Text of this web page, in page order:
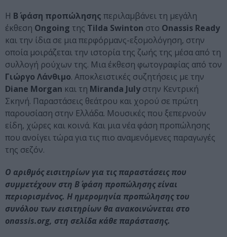
Η Β΄ φάση προπώλησης περιλαμβάνει τη μεγάλη
έκθεση Ongoing της Tilda Swinton στο Onassis Ready
και την ίδια σε μια περφόρμανς-εξομολόγηση, στην
οποία μοιράζεται την ιστορία της ζωής της μέσα από τη
συλλογή ρούχων της. Μια έκθεση φωτογραφίας από τον
Γιώργο Λάνθιμο. Αποκλειστικές συζητήσεις με την
Diane Morgan και τη Miranda July στην Κεντρική
Σκηνή. Παραστάσεις θεάτρου και χορού σε πρώτη
παρουσίαση στην Ελλάδα. Μουσικές που ξεπερνούν
είδη, χώρες και κοινά. Και μια νέα φάση προπώλησης
που ανοίγει τώρα για τις πιο αναμενόμενες παραγωγές
της σεζόν.
Ο αριθμός εισιτηρίων για τις παραστάσεις που
συμμετέχουν στη Β΄ φάση προπώλησης είναι
περιορισμένος. Η ημερομηνία προπώλησης του
συνόλου των εισιτηρίων θα ανακοινώνεται στο
onassis.org, στη σελίδα κάθε παράστασης.